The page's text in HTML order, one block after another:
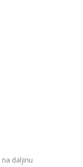
daljinu